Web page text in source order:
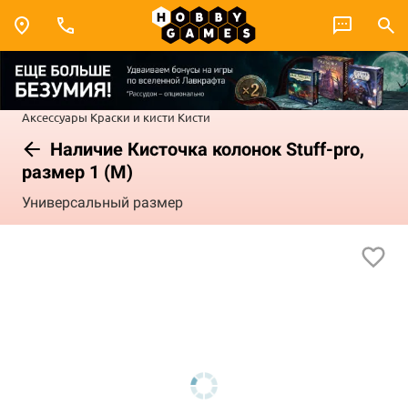
Аксессуары Краски и кисти Кисти
Наличие Кисточка колонок Stuff-pro,
размер 1 (M)
Универсальный размер